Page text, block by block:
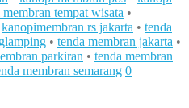
tempat wisata •
kanopimembran rs jakarta • tenda
• tenda membran jakarta •
parkiran • tenda membran
membran semarang 0